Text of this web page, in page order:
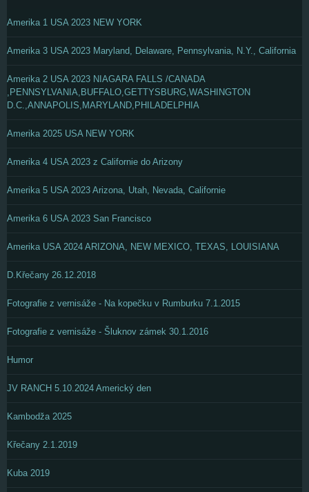
Amerika 1 USA 2023 NEW YORK
Amerika 3 USA 2023 Maryland, Delaware, Pennsylvania, N.Y., California
Amerika 2 USA 2023 NIAGARA FALLS /CANADA
,PENNSYLVANIA,BUFFALO,GETTYSBURG,WASHINGTON
D.C.,ANNAPOLIS,MARYLAND,PHILADELPHIA
Amerika 2025 USA NEW YORK
Amerika 4 USA 2023 z Californie do Arizony
Amerika 5 USA 2023 Arizona, Utah, Nevada, Californie
Amerika 6 USA 2023 San Francisco
Amerika USA 2024 ARIZONA, NEW MEXICO, TEXAS, LOUISIANA
D.Křečany 26.12.2018
Fotografie z vernisáže - Na kopečku v Rumburku 7.1.2015
Fotografie z vernisáže - Šluknov zámek 30.1.2016
Humor
JV RANCH 5.10.2024 Americký den
Kambodža 2025
Křečany 2.1.2019
Kuba 2019